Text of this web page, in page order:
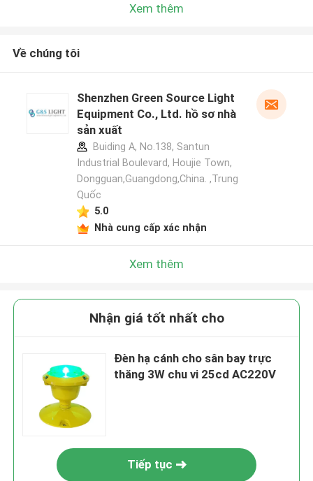
Xem thêm
Về chúng tôi
Shenzhen Green Source Light
Equipment Co., Ltd. hồ sơ nhà
sản xuất
Buiding A, No.138, Santun
Industrial Boulevard, Houjie Town,
Dongguan,Guangdong,China. ,Trung
Quốc
5.0
Nhà cung cấp xác nhận
Xem thêm
Nhận giá tốt nhất cho
Đèn hạ cánh cho sân bay trực
thăng 3W chu vi 25cd AC220V
Tiếp tục